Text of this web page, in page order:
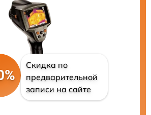
Скидка по
предварительной
записи на сайте